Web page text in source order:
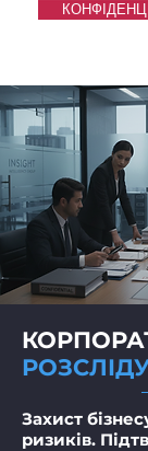
Захист
ризиків.